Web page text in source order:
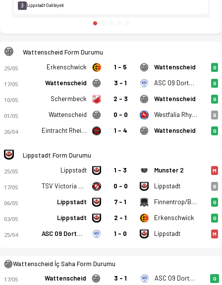
3 Lippstadt Galibiyeti
Wattenscheid Form Durumu
25/05 Erkenschwick 1 - 5 Wattenscheid G
17/05 Wattenscheid 3 - 1 ASC 09 Dortmund G
10/05 Schermbeck 2 - 3 Wattenscheid G
01/05 Wattenscheid 0 - 0 Westfalia Rhynern B
26/04 Eintracht Rheine 1 - 4 Wattenscheid G
Lippstadt Form Durumu
25/05 Lippstadt 1 - 3 Munster 2 M
17/05 TSV Victoria Clarholz 0 - 0 Lippstadt B
06/05 Lippstadt 7 - 1 Finnentrop/Bamenohl G
03/05 Lippstadt 2 - 1 Erkenschwick G
25/04 ASC 09 Dortmund 1 - 0 Lippstadt M
Wattenscheid İç Saha Form Durumu
17/05 Wattenscheid 3 - 1 ASC 09 Dortmund G